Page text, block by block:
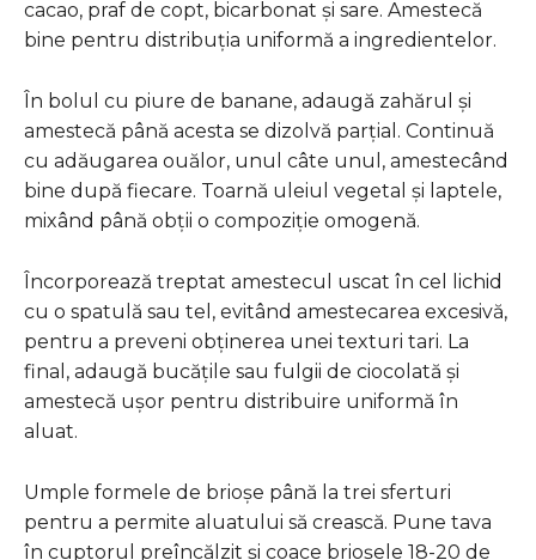
cacao, praf de copt, bicarbonat și sare. Amestecă
bine pentru distribuția uniformă a ingredientelor.
În bolul cu piure de banane, adaugă zahărul și
amestecă până acesta se dizolvă parțial. Continuă
cu adăugarea ouălor, unul câte unul, amestecând
bine după fiecare. Toarnă uleiul vegetal și laptele,
mixând până obții o compoziție omogenă.
Încorporează treptat amestecul uscat în cel lichid
cu o spatulă sau tel, evitând amestecarea excesivă,
pentru a preveni obținerea unei texturi tari. La
final, adaugă bucățile sau fulgii de ciocolată și
amestecă ușor pentru distribuire uniformă în
aluat.
Umple formele de brioșe până la trei sferturi
pentru a permite aluatului să crească. Pune tava
în cuptorul preîncălzit și coace brioșele 18-20 de